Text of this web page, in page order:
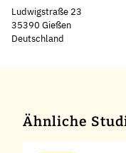
Ludwigstraße 23
35390 Gießen
Deutschland
Ähnliche